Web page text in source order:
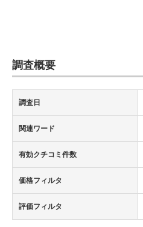
調査概要
調査日
関連ワード
有効クチコミ件数
価格フィルタ
評価フィルタ